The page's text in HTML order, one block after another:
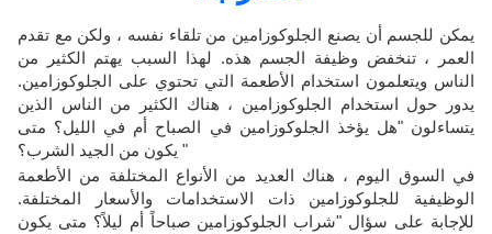
i
o
n
يمكن للجسم أن يصنع الجلوكوزامين من تلقاء نفسه ، ولكن مع تقدم
العمر ، تنخفض وظيفة الجسم هذه. لهذا السبب يهتم الكثير من
الناس ويتعلمون استخدام الأطعمة التي تحتوي على الجلوكوزامين.
يدور حول استخدام الجلوكوزامين ، هناك الكثير من الناس الذين
يتساءلون "هل يؤخذ الجلوكوزامين في الصباح أم في الليل؟ متى
يكون من الجيد الشرب؟ "
في السوق اليوم ، هناك العديد من الأنواع المختلفة من الأطعمة
الوظيفية للجلوكوزامين ذات الاستخدامات والأسعار المختلفة.
للإجابة على سؤال "شراب الجلوكوزامين صباحاً أم ليلاً؟ متى يكون